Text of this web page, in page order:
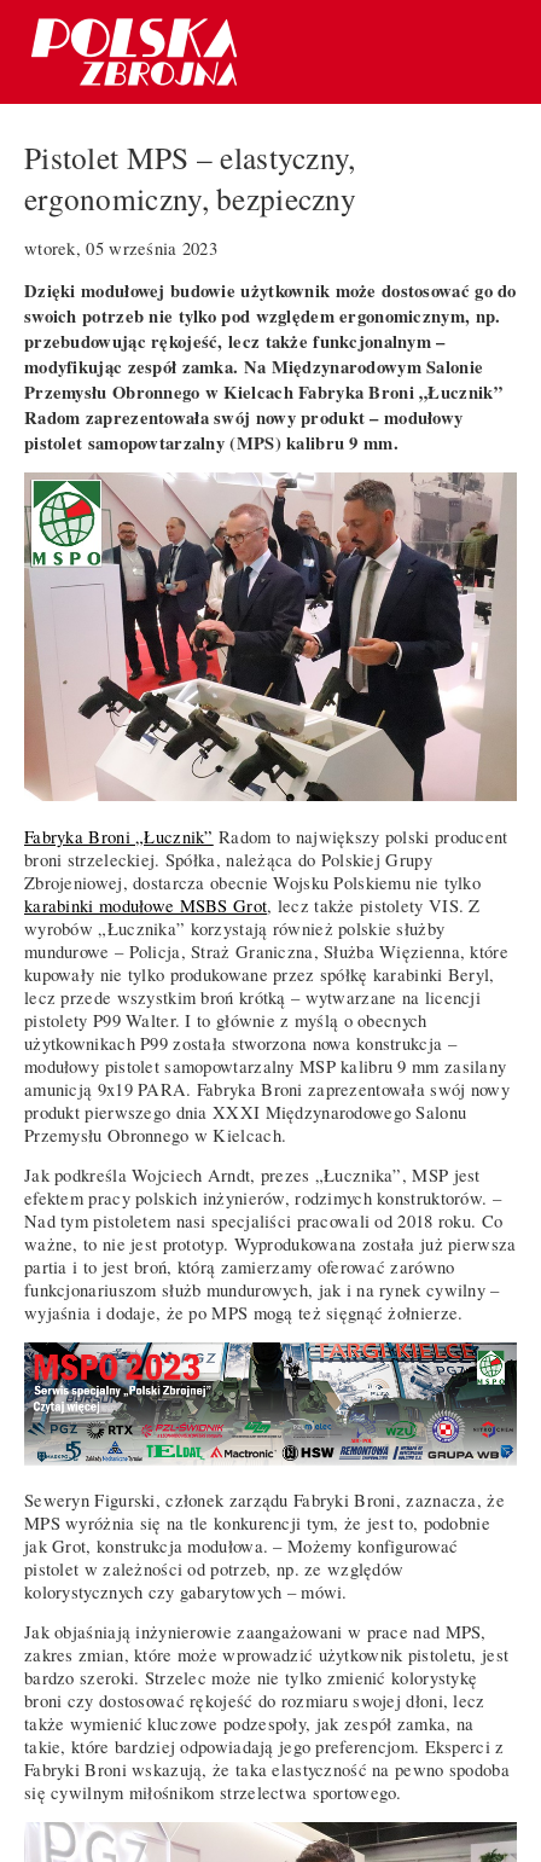
Pistolet MPS – elastyczny,
ergonomiczny, bezpieczny
wtorek, 05 września 2023
Dzięki modułowej budowie użytkownik może dostosować go do
swoich potrzeb nie tylko pod względem ergonomicznym, np.
przebudowując rękojeść, lecz także funkcjonalnym –
modyfikując zespół zamka. Na Międzynarodowym Salonie
Przemysłu Obronnego w Kielcach Fabryka Broni „Łucznik”
Radom zaprezentowała swój nowy produkt – modułowy
pistolet samopowtarzalny (MPS) kalibru 9 mm.
Fabryka Broni „Łucznik” Radom to największy polski producent
broni strzeleckiej. Spółka, należąca do Polskiej Grupy
Zbrojeniowej, dostarcza obecnie Wojsku Polskiemu nie tylko
karabinki modułowe MSBS Grot, lecz także pistolety VIS. Z
wyrobów „Łucznika” korzystają również polskie służby
mundurowe – Policja, Straż Graniczna, Służba Więzienna, które
kupowały nie tylko produkowane przez spółkę karabinki Beryl,
lecz przede wszystkim broń krótką – wytwarzane na licencji
pistolety P99 Walter. I to głównie z myślą o obecnych
użytkownikach P99 została stworzona nowa konstrukcja –
modułowy pistolet samopowtarzalny MSP kalibru 9 mm zasilany
amunicją 9x19 PARA. Fabryka Broni zaprezentowała swój nowy
produkt pierwszego dnia XXXI Międzynarodowego Salonu
Przemysłu Obronnego w Kielcach.
Jak podkreśla Wojciech Arndt, prezes „Łucznika”, MSP jest
efektem pracy polskich inżynierów, rodzimych konstruktorów. –
Nad tym pistoletem nasi specjaliści pracowali od 2018 roku. Co
ważne, to nie jest prototyp. Wyprodukowana została już pierwsza
partia i to jest broń, którą zamierzamy oferować zarówno
funkcjonariuszom służb mundurowych, jak i na rynek cywilny –
wyjaśnia i dodaje, że po MPS mogą też sięgnąć żołnierze.
Seweryn Figurski, członek zarządu Fabryki Broni, zaznacza, że
MPS wyróżnia się na tle konkurencji tym, że jest to, podobnie
jak Grot, konstrukcja modułowa. – Możemy konfigurować
pistolet w zależności od potrzeb, np. ze względów
kolorystycznych czy gabarytowych – mówi.
Jak objaśniają inżynierowie zaangażowani w prace nad MPS,
zakres zmian, które może wprowadzić użytkownik pistoletu, jest
bardzo szeroki. Strzelec może nie tylko zmienić kolorystykę
broni czy dostosować rękojeść do rozmiaru swojej dłoni, lecz
także wymienić kluczowe podzespoły, jak zespół zamka, na
takie, które bardziej odpowiadają jego preferencjom. Eksperci z
Fabryki Broni wskazują, że taka elastyczność na pewno spodoba
się cywilnym miłośnikom strzelectwa sportowego.